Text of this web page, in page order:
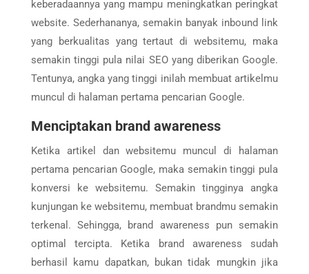
keberadaannya yang mampu meningkatkan peringkat
website. Sederhananya, semakin banyak inbound link
yang berkualitas yang tertaut di websitemu, maka
semakin tinggi pula nilai SEO yang diberikan Google.
Tentunya, angka yang tinggi inilah membuat artikelmu
muncul di halaman pertama pencarian Google.
Menciptakan brand awareness
Ketika artikel dan websitemu muncul di halaman
pertama pencarian Google, maka semakin tinggi pula
konversi ke websitemu. Semakin tingginya angka
kunjungan ke websitemu, membuat brandmu semakin
terkenal. Sehingga, brand awareness pun semakin
optimal tercipta. Ketika brand awareness sudah
berhasil kamu dapatkan, bukan tidak mungkin jika